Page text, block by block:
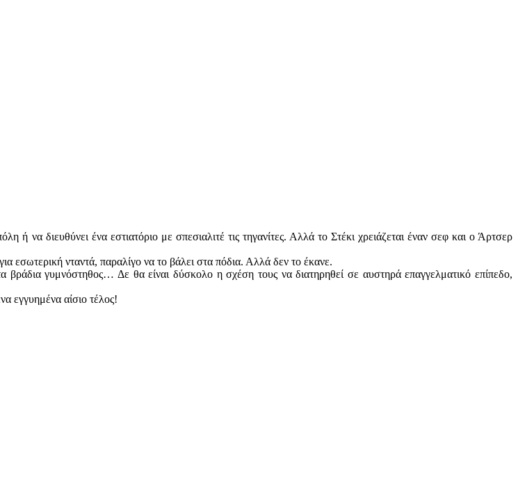
να διευθύνει ένα εστιατόριο με σπεσιαλιτέ τις τηγανίτες. Αλλά το Στέκι χρειάζεται έναν σεφ και ο Άρτσερ
εσωτερική νταντά, παραλίγο να το βάλει στα πόδια. Αλλά δεν το έκανε.
βράδια γυμνόστηθος… Δε θα είναι δύσκολο η σχέση τους να διατηρηθεί σε αυστηρά επαγγελματικό επίπεδο,
εγγυημένα αίσιο τέλος!